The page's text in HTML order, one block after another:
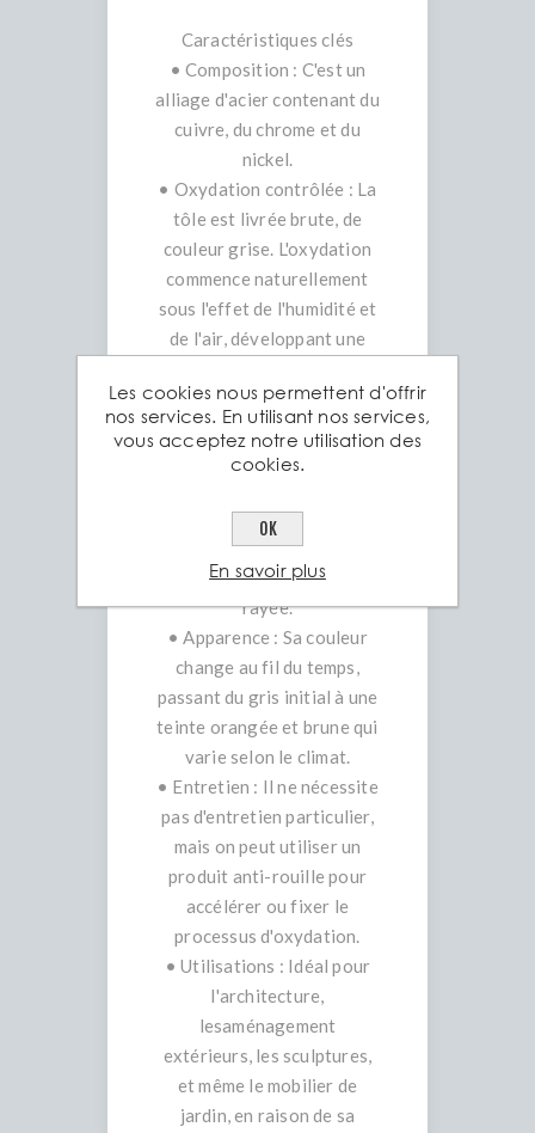
Caractéristiques clés
• Composition : C'est un
alliage d'acier contenant du
cuivre, du chrome et du
nickel.
• Oxydation contrôlée : La
tôle est livrée brute, de
couleur grise. L'oxydation
commence naturellement
sous l'effet de l'humidité et
de l'air, développant une
fil du temps.
• Protection : La couche de
rouille forme une barrière
corrosion de progresser.
Cette couche est auto-
régénérante si elle est
rayée.
• Apparence : Sa couleur
change au fil du temps,
passant du gris initial à une
teinte orangée et brune qui
varie selon le climat.
• Entretien : Il ne nécessite
pas d'entretien particulier,
mais on peut utiliser un
produit anti-rouille pour
accélérer ou fixer le
processus d'oxydation.
• Utilisations : Idéal pour
l'architecture,
lesaménagement
extérieurs, les sculptures,
et même le mobilier de
jardin, en raison de sa
Les cookies nous permettent d'offrir
nos services. En utilisant nos services,
vous acceptez notre utilisation des
cookies.
OK
En savoir plus